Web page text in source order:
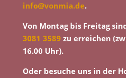
info@vonmia.de.
Von Montag bis Freitag
3081 3589 zu erreichen
16.00 Uhr).
Oder besuche uns in der